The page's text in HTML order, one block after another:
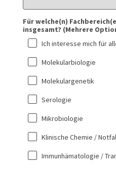
Für welche(n)
insgesamt? (Mehrere
Ich interesse mich für
Molekularbiologie
Molekulargenetik
Serologie
Mikrobiologie
Klinische Chemie /
Immunhämatologie /